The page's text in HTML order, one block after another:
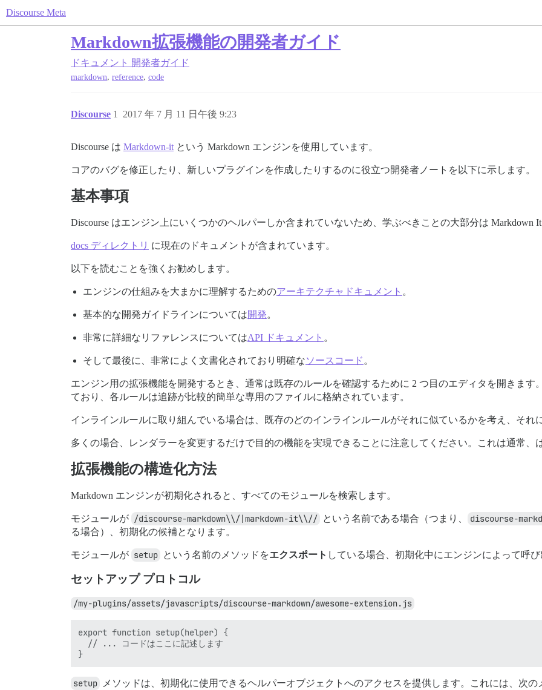
Discourse Meta
Markdown拡張機能の開発者ガイド
ドキュメント 開発者ガイド
markdown, reference, code
Discourse 2017 年 7 月 11 日午後 9:23
1
Discourse は Markdown-it という Markdown エンジンを使用しています。
コアのバグを修正したり、新しいプラグインを作成したりするのに役立つ開発者ノートを以下に示します。
基本事項
Discourse はエンジン上にいくつかのヘルパーしか含まれていないため、学ぶべきことの大部分は Markdown
docs ディレクトリ に現在のドキュメントが含まれています。
以下を読むことを強くお勧めします。
エンジンの仕組みを大まかに理解するためのアーキテクチャドキュメント 。
基本的な開発ガイドラインについては開発。
非常に詳細なリファレンスについてはAPI ドキュメント 。
そして最後に、非常によく文書化されており明確なソースコード 。
エンジン用の拡張機能を開発するとき、通常は既存のルールを確認するために 2 つ目のエディタを開きま
ており、各ルールは追跡が比較的簡単な専用のファイルに格納されています。
インラインルールに取り組んでいる場合は、既存のどのインラインルールがそれに似ているかを考え、それ
多くの場合、レンダラーを変更するだけで目的の機能を実現できることに注意してください。これは通常、
拡張機能の構造化方法
Markdown エンジンが初期化されると、すべてのモジュールを検索します。
モジュールが /discourse-markdown\\/|markdown-it\\// という名前である場合（つまり、 discourse-
る場合）、初期化の候補となります。
モジュールが setup という名前のメソッドをエクスポート している場合、初期化中にエンジンによって呼び
セットアップ プロトコル
/my-plugins/assets/javascripts/discourse-markdown/awesome-extension.js
export function setup(helper) {
  // ... コードはここに記述します
setup メソッドは、初期化に使用できるヘルパーオブジェクトへのアクセスを提供します。これには、次の